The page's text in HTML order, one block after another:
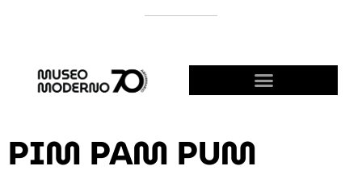
PIM PAM PUM